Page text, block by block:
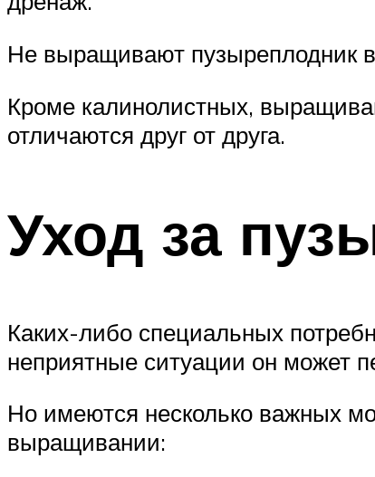
Не выращивают пузыреплодник
Кроме калинолистных,
отличаются друг от друга.
Уход за
Каких-либо специальных
неприятные ситуации он может
Но имеются несколько важных
выращивании: